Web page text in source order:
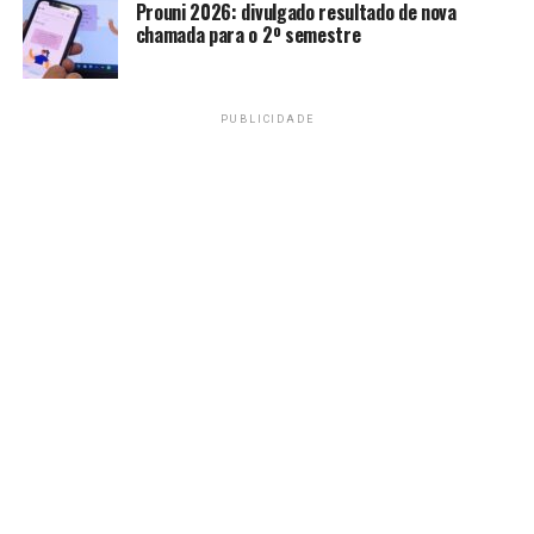
na próxima sexta-feira (20), quando enfrenta o Chelsea
a partir das 15h (horário de Brasília).
Estreia com empate
Prouni 2026: divulgado resultado de nova
chamada para o 2º semestre
PUBLICIDADE